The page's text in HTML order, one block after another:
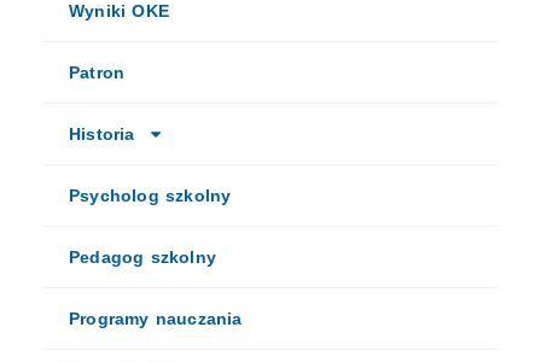
Wyniki OKE
Patron
Historia
Psycholog szkolny
Pedagog szkolny
Programy nauczania